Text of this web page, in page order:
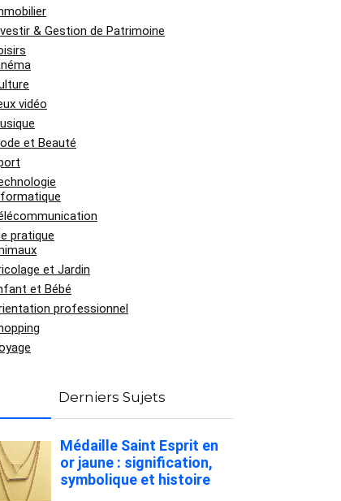
& Gestion de Patrimoine
vidéo
et Beauté
pratique
et Jardin
et Bébé
professionnel
Derniers Sujets
Médaille Saint Esprit en
or jaune : signification,
symbolique et histoire